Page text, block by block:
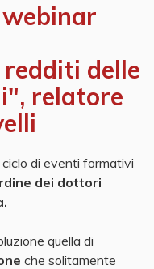
delle
relatore
di eventi formativi
dei dottori
quella di
che solitamente